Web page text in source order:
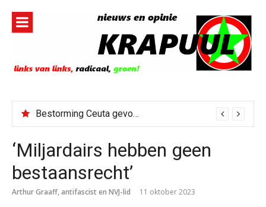
inhoud
Bestorming Ceuta gevolg van op sociale media verspreide hoax?
‘Miljardairs hebben geen
bestaansrecht’
Arthur Graaff, antifascist en NVJ-lid 11 oktober 2023